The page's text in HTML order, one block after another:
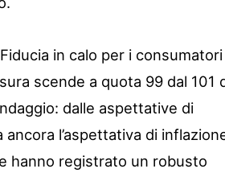
Fiducia in calo per i consumatori
scende a quota 99 dal 101
dalle aspettative di
l’aspettativa di
hanno registrato un robusto